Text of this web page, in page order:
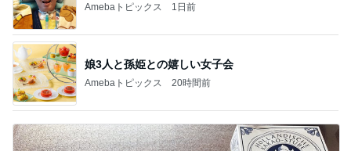
Amebaトピックス 1日前
娘3人と孫姫との嬉しい女子会
Amebaトピックス 20時間前